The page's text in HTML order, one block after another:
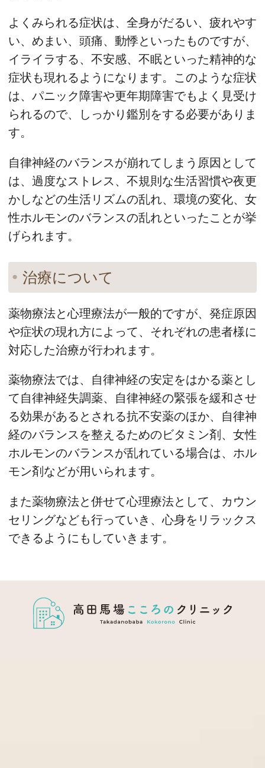
よくみられる症状は、全身がだるい、疲れやす
い、めまい、頭痛、動悸といったものですが、
イライラする、不安感、不眠といった精神的な
症状も現れるようになります。このような症状
は、パニック障害や更年期障害でもよく見受け
られるので、しっかり鑑別をする必要がありま
す。
自律神経のバランスが崩れてしまう原因として
は、過度なストレス、不規則な生活習慣や夜更
かしなどの生活リズムの乱れ、環境の変化、女
性ホルモンのバランスの乱れといったことが挙
げられます。
治療について
薬物療法と心理療法が一般的ですが、発症原因
や症状の現れ方によって、それぞれの患者様に
対応した治療が行われます。
薬物療法では、自律神経の安定をはかる薬とし
て自律神経失調薬、自律神経の緊張を緩和させ
る効果があるとされる抗不安薬のほか、自律神
経のバランスを整えるためのビタミン剤、女性
ホルモンのバランスが乱れている場合は、ホル
モン剤などが用いられます。
また薬物療法と併せて心理療法として、カウン
セリングなども行っていき、心身をリラックス
できるようにもしていきます。